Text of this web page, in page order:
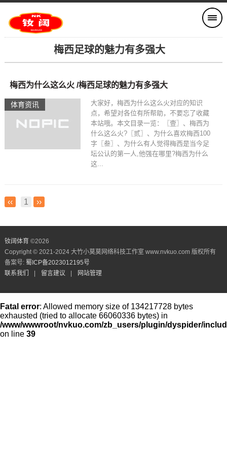
梅西足球的魅力有多强大
体育资讯
梅西为什么这么火 /梅西足球的魅力有多强大
大家好，梅西为什么这么火对应的知识
点，希望对各位有所帮助，不要忘了收藏
本站哦。本文目录一览：〖壹〗、梅西为
什么这么火?〖贰〗、为什么喜欢梅西100
字〖叁〗、为什么有人觉得梅西是当今足
坛公认的第一人,他强在哪里?梅西为什么
这...
‹‹ 1 ››
钕阔体育 ©2026
Copyright © 2021-2024 大竹小莫莫网络科技工作室 www.nvkuo.com 版权所有
备案号: 蜀ICP备2023012195号
联系我们
留言建议 网站管理
Fatal error: Allowed memory size of 134217728 bytes
exhausted (tried to allocate 66060336 bytes) in
/www/wwwroot/nvkuo.com/zb_users/plugin/dyspider/
on line 39